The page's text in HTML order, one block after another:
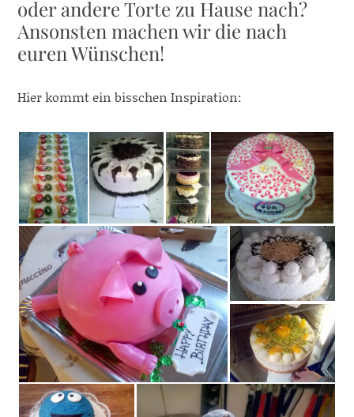
oder andere Torte zu Hause nach?
Ansonsten machen wir die nach
euren Wünschen!
Hier kommt ein bisschen Inspiration: